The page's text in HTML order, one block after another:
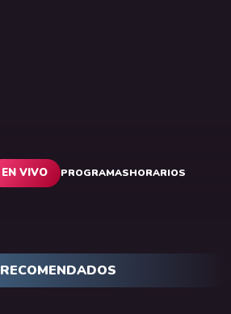
EN VIVO PROGRAMASHORARIOS
RECOMENDADOS